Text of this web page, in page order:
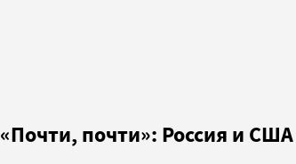
«Почти, почти»: Россия и